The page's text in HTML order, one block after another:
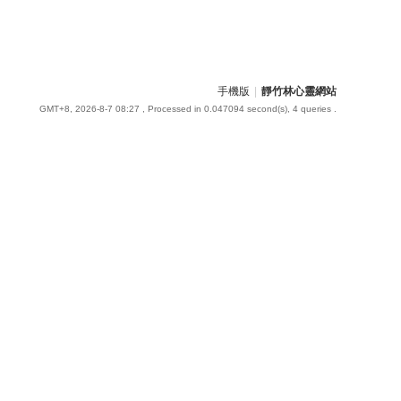
手機版 靜竹林心靈網站
GMT+8, 2026-8-7 08:27 , Processed in 0.047094 second(s), 4 queries .